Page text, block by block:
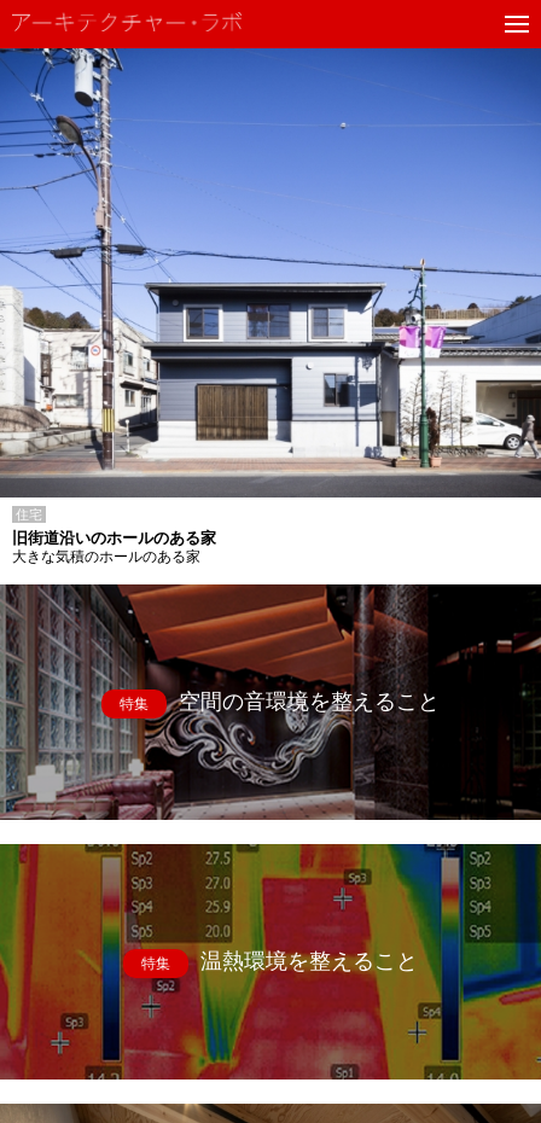
住宅
旧街道沿いのホールのある家
大きな気積のホールのある家
特集 空間の音環境を整えること
特集 温熱環境を整えること